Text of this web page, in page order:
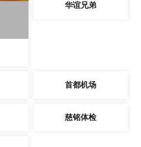
华谊兄弟
首都机场
慈铭体检